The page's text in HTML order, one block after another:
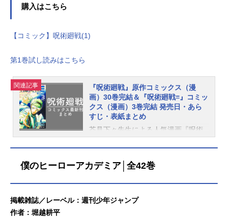
購入はこちら
【コミック】呪術廻戦(1)
第1巻試し読みはこちら
関連記事
『呪術廻戦』原作コミックス（漫
画）30巻完結＆『呪術廻戦≡』コミッ
クス（漫画）3巻完結 発売日・あら
すじ・表紙まとめ
芥見下々先生による人気漫画『呪術
30巻が発売され、完結しました。続
編となる『呪術廻戦≡（モジュロ）』
（原作：芥見下々、作画：岩崎優
次）は、2026年5月1日に最終巻とな
僕のヒーローアカデミア│全42巻
掲載雑誌／レーベル：週刊少年ジャンプ
作者：堀越耕平